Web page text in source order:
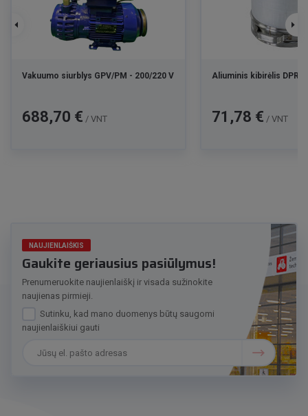
Vakuumo siurblys GPV/PM - 200/220 V
Kaina
688,70 € / VNT
Aliuminis kibirėlis DPR
Kaina
71,78 € / VNT
NAUJIENLAIŠKIS
Gaukite geriausius pasiūlymus!
Prenumeruokite naujienlaiškį ir visada sužinokite
naujienas pirmieji.
Sutinku, kad mano duomenys būtų saugomi
naujienlaiškiui gauti